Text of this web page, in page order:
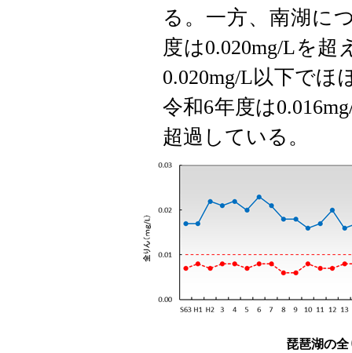
る。一方、南湖に
度は0.020mg/Lを
0.020mg/L以下で
令和6年度は
超過している。
琵琶湖の